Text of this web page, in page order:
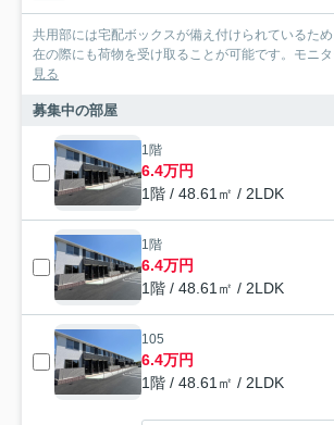
共用部には宅配ボックスが備え付けられているた
在の際にも荷物を受け取ることが可能です。モニ
見る
募集中の部屋
1階
6.4万円
1階 / 48.61㎡ / 2LDK
1階
6.4万円
1階 / 48.61㎡ / 2LDK
105
6.4万円
1階 / 48.61㎡ / 2LDK